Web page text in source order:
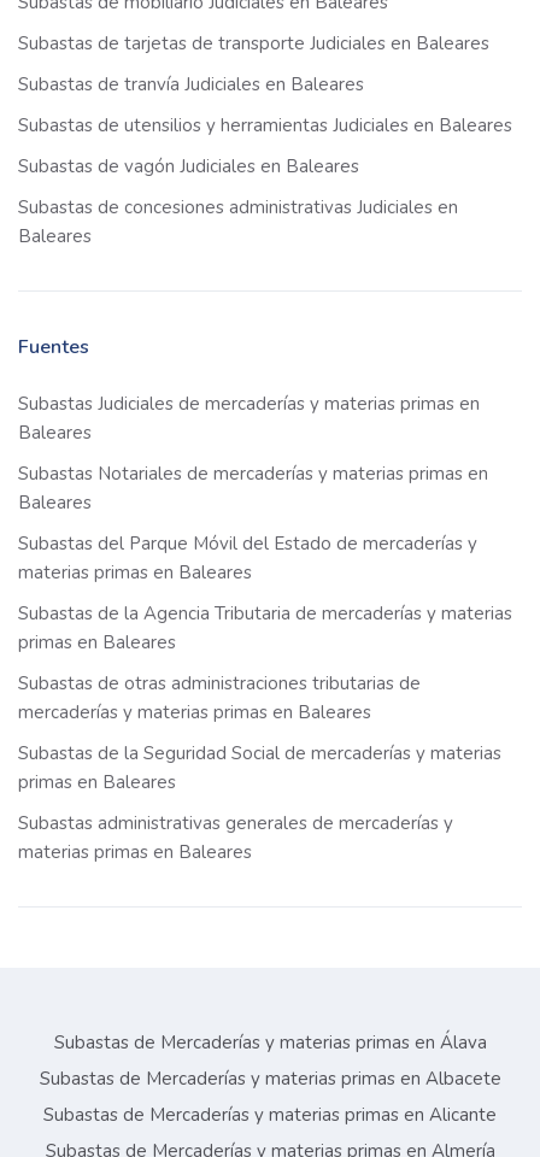
Subastas de tarjetas de transporte Judiciales en Baleares
Subastas de tranvía Judiciales en Baleares
Subastas de utensilios y herramientas Judiciales en Baleares
Subastas de vagón Judiciales en Baleares
Subastas de concesiones administrativas Judiciales en
Baleares
Fuentes
Subastas Judiciales de mercaderías y materias primas en
Baleares
Subastas Notariales de mercaderías y materias primas en
Baleares
Subastas del Parque Móvil del Estado de mercaderías y
materias primas en Baleares
Subastas de la Agencia Tributaria de mercaderías y materias
primas en Baleares
Subastas de otras administraciones tributarias de
mercaderías y materias primas en Baleares
Subastas de la Seguridad Social de mercaderías y materias
primas en Baleares
Subastas administrativas generales de mercaderías y
materias primas en Baleares
Subastas de Mercaderías y materias primas en Álava
Subastas de Mercaderías y materias primas en Albacete
Subastas de Mercaderías y materias primas en Alicante
Subastas de Mercaderías y materias primas en Almería